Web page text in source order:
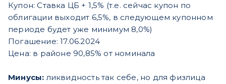
Купон: Ставка ЦБ + 1,5% (т.е. сейчас купон по
облигации выходит 6,5%, в следующем купонном
периоде будет уже минимум 8,0%)
Погашение: 17.06.2024
Цена: в районе 90,85% от номинала
Минусы: ликвидность так себе, но для физлица